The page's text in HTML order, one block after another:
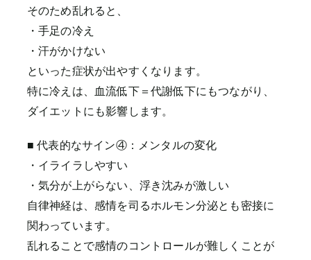
そのため乱れると、
・手足の冷え
・汗がかけない
といった症状が出やすくなります。
特に冷えは、血流低下＝代謝低下にもつながり、
ダイエットにも影響します。
■ 代表的なサイン④：メンタルの変化
・イライラしやすい
・気分が上がらない、浮き沈みが激しい
自律神経は、感情を司るホルモン分泌とも密接に
関わっています。
乱れることで感情のコントロールが難しくことが